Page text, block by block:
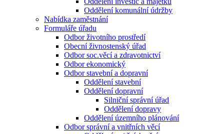
Oddělení komunální údržby
Nabídka zaměstnání
Formuláře úřadu
Odbor životního prostředí
Obecní živnostenský úřad
Odbor soc.věcí a zdravotnictví
Odbor ekonomický
Odbor stavební a dopravní
Oddělení stavební
Oddělení dopravní
Silniční správní úřad
Oddělení dopravy
Oddělení územního plánování
Odbor správní a vnitřních věcí